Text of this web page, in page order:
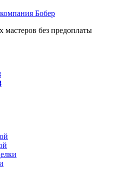
мастеров без предоплаты